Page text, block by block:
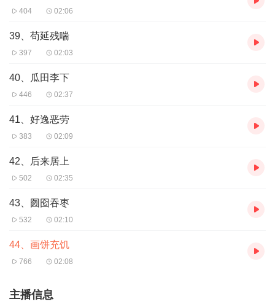
404 02:06
39、苟延残喘
397 02:03
40、瓜田李下
446 02:37
41、好逸恶劳
383 02:09
42、后来居上
502 02:35
43、囫囵吞枣
532 02:10
44、画饼充饥
766 02:08
主播信息